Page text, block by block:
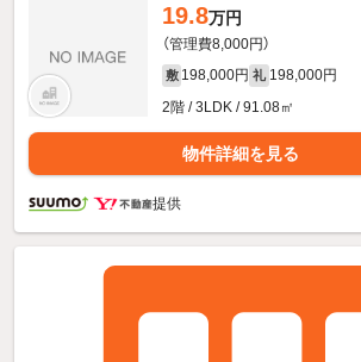
19.8万円
（管理費8,000円）
敷 198,000円 礼 198,000円
2階 / 3LDK / 91.08㎡
物件詳細を見る
提供